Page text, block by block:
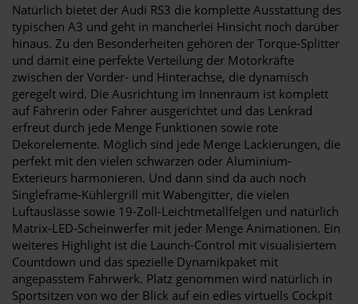
Natürlich bietet der Audi RS3 die komplette Ausstattung des
typischen A3 und geht in mancherlei Hinsicht noch darüber
hinaus. Zu den Besonderheiten gehören der Torque-Splitter
und damit eine perfekte Verteilung der Motorkräfte
zwischen der Vorder- und Hinterachse, die dynamisch
geregelt wird. Die Ausrichtung im Innenraum ist komplett
auf Fahrerin oder Fahrer ausgerichtet und das Lenkrad
erfreut durch jede Menge Funktionen sowie rote
Dekorelemente. Möglich sind jede Menge Lackierungen, die
perfekt mit den vielen schwarzen oder Aluminium-
Exterieurs harmonieren. Und dann sind da auch noch
Singleframe-Kühlergrill mit Wabengitter, die vielen
Luftauslässe sowie 19-Zoll-Leichtmetallfelgen und natürlich
Matrix-LED-Scheinwerfer mit jeder Menge Animationen. Ein
weiteres Highlight ist die Launch-Control mit visualisiertem
Countdown und das spezielle Dynamikpaket mit
angepasstem Fahrwerk. Platz genommen wird natürlich in
Sportsitzen von wo der Blick auf ein edles virtuells Cockpit